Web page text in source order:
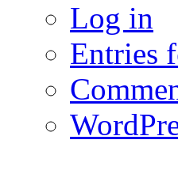
Log in
Entries